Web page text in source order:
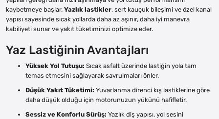
kaybetmeye başlar. Yazlık lastikler, sert kauçuk bileşimi ve özel kanal
yapısı sayesinde sıcak yollarda daha az aşınır, daha iyi manevra
kabiliyeti sunar ve yakıt tüketiminizi optimize eder.
Yaz Lastiğinin Avantajları
Yüksek Yol Tutuşu: Sıcak asfalt üzerinde lastiğin yola tam
temas etmesini sağlayarak savrulmaları önler.
Düşük Yakıt Tüketimi: Yuvarlanma direnci kış lastiklerine göre
daha düşük olduğu için motorunuzun yükünü hafifletir.
Sessiz ve Konforlu Sürüş: Yazlık diş yapısı, yol sesini